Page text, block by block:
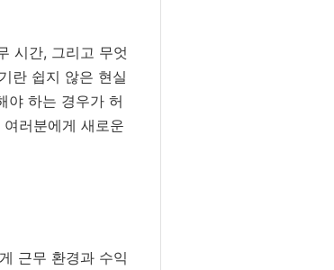
시간, 그리고 무엇
란 쉽지 않은 현실
야 하는 경우가 허
러분에게 새로운
근무 환경과 수익